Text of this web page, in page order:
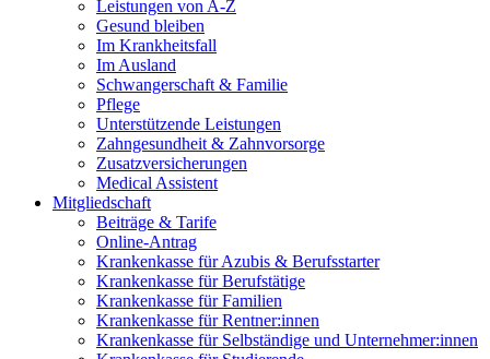
Leistungen von A-Z
Gesund bleiben
Im Krankheitsfall
Im Ausland
Schwangerschaft & Familie
Pflege
Unterstützende Leistungen
Zahngesundheit & Zahnvorsorge
Zusatzversicherungen
Medical Assistent
Mitgliedschaft
Beiträge & Tarife
Online-Antrag
Krankenkasse für Azubis & Berufsstarter
Krankenkasse für Berufstätige
Krankenkasse für Familien
Krankenkasse für Rentner:innen
Krankenkasse für Selbständige und Unternehmer:innen